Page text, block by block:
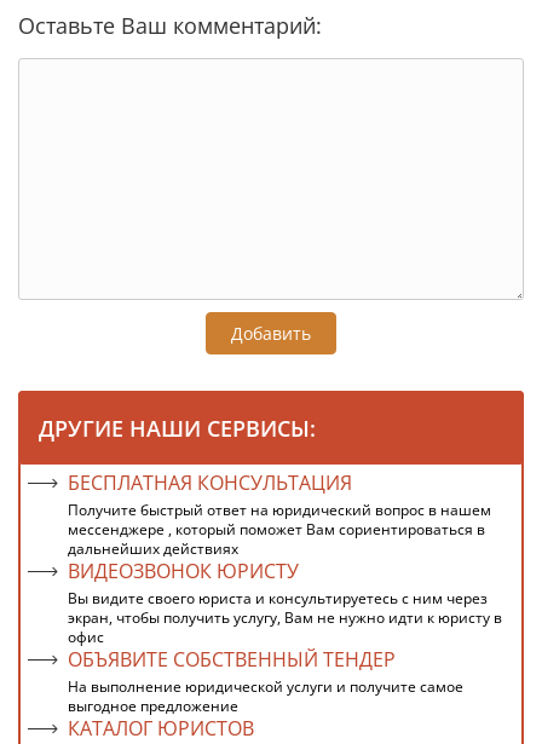
Оставьте Ваш комментарий:
Добавить
ДРУГИЕ НАШИ СЕРВИСЫ:
БЕСПЛАТНАЯ КОНСУЛЬТАЦИЯ
Получите быстрый ответ на юридический вопрос в нашем
мессенджере , который поможет Вам сориентироваться в
дальнейших действиях
ВИДЕОЗВОНОК ЮРИСТУ
Вы видите своего юриста и консультируетесь с ним через
экран, чтобы получить услугу, Вам не нужно идти к юристу в
офис
ОБЪЯВИТЕ СОБСТВЕННЫЙ ТЕНДЕР
На выполнение юридической услуги и получите самое
выгодное предложение
КАТАЛОГ ЮРИСТОВ